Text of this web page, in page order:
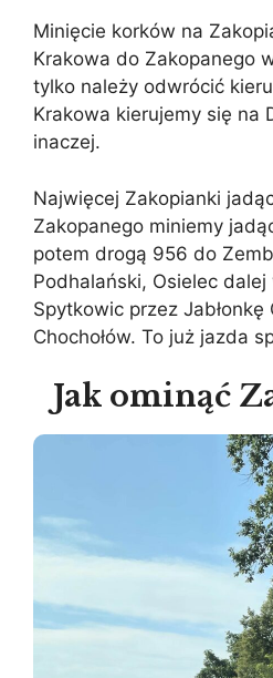
Minięcie korków na
Krakowa do Zakopanego
tylko należy odwrócić
Krakowa kierujemy się na
inaczej.
Najwięcej Zakopianki
Zakopanego miniemy
potem drogą 956 do
Podhalański, Osielec dalej
Spytkowic przez Jabłonkę
Chochołów. To już jazda
Jak ominąć